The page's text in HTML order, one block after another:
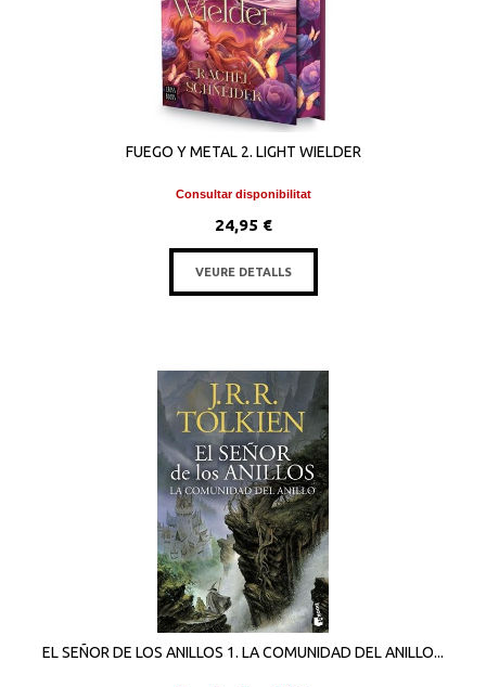
FUEGO Y METAL 2. LIGHT WIELDER
Consultar disponibilitat
24,95 €
VEURE DETALLS
EL SEÑOR DE LOS ANILLOS 1. LA COMUNIDAD DEL ANILLO...